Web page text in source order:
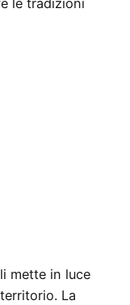
mette in luce
La